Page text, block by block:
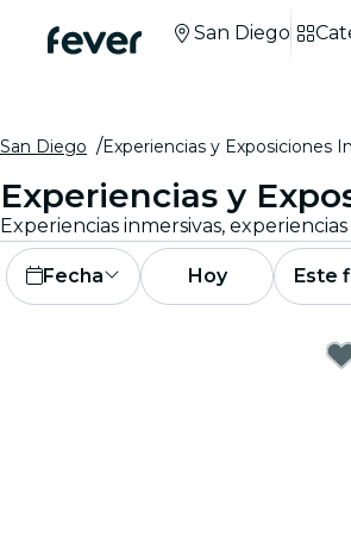
San Diego
San Diego Experiencias y Exposiciones
Experiencias y
Fecha Hoy Este